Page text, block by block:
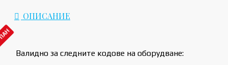
ОПИСАНИЕ
Валидно за следните кодове на оборудване: